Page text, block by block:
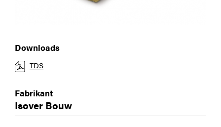
Downloads
TDS
Fabrikant
Isover Bouw